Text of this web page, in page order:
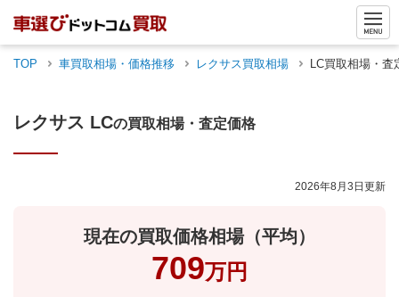
TOP 車買取相場・価格推移 レクサス買取相場 LC買取相場・査
レクサス LCの買取相場・査定価格
2026年8月3日 更新
現在の買取価格相場（平均）
709万円